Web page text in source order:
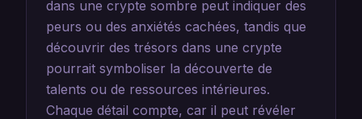
dans une crypte sombre peut indiquer des
peurs ou des anxiétés cachées, tandis que
découvrir des trésors dans une crypte
pourrait symboliser la découverte de
talents ou de ressources intérieures.
Chaque détail compte, car il peut révéler